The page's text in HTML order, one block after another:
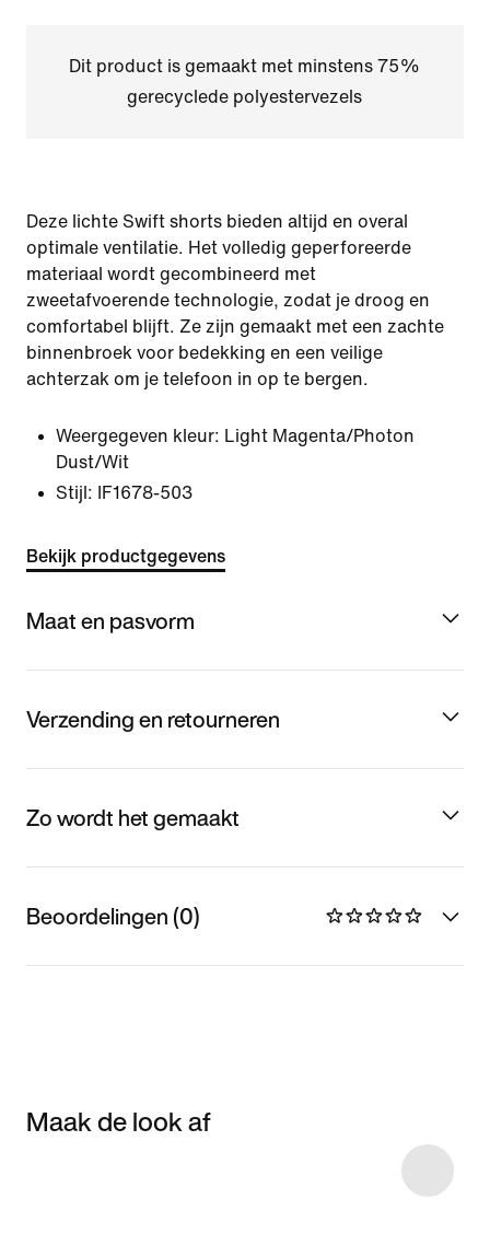
Dit product is gemaakt met minstens 75%
gerecyclede polyestervezels
Deze lichte Swift shorts bieden altijd en overal
optimale ventilatie. Het volledig geperforeerde
materiaal wordt gecombineerd met
zweetafvoerende technologie, zodat je droog en
comfortabel blijft. Ze zijn gemaakt met een zachte
binnenbroek voor bedekking en een veilige
achterzak om je telefoon in op te bergen.
Weergegeven kleur: Light Magenta/Photon
Dust/Wit
Stijl:
IF1678-503
Bekijk productgegevens
Maat en pasvorm
Verzending en retourneren
Zo wordt het gemaakt
Beoordelingen (0)
Maak de look af